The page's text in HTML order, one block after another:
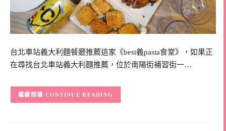
台北車站義大利麵餐廳推薦這家《best義pasta食堂》，如果正
在尋找台北車站義大利麵推薦，位於南陽街補習街一…
CONTINUE READING